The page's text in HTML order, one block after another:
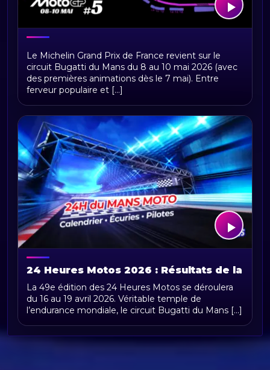
MotoGP France 2026 : Programme et
Horaires
Le Michelin Grand Prix de France revient sur le
circuit Bugatti du Mans du 8 au 10 mai 2026 (avec
des premières animations dès le 7 mai). Entre
ferveur populaire et [...]
24 Heures Motos 2026 : Résultats de la
49e Édition
La 49e édition des 24 Heures Motos se déroulera
du 16 au 19 avril 2026. Véritable temple de
l’endurance mondiale, le circuit Bugatti du Mans [...]